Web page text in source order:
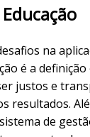
na
é a
justos e
resultados.
de